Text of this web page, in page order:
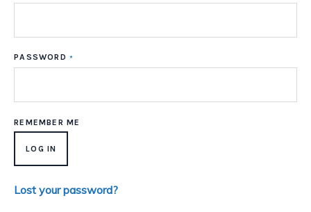
PASSWORD*
REMEMBER ME
LOG IN
Lost your password?